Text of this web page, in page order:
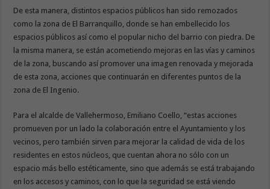
De esta manera, distintos espacios públicos han sido remozados
como la zona de El Barranquillo, donde se han embellecido los
espacios públicos así como el popular nicho del barrio con piedra. De
la misma manera, se están acometiendo mejoras en las vías y caminos
de la zona, buscando así promover una imagen renovada y mejorada
de esta zona, acciones que continuarán en diferentes puntos de la
zona de El Ingenio.
Para el alcalde de Vallehermoso, Emiliano Coello, “estas acciones
promueven por un lado la colaboración entre el Ayuntamiento y los
vecinos, pero también sirven para mejorar la calidad de vida de los
residentes en estos núcleos, que cuentan ahora no sólo con un
espacio más bello estéticamente, sino que además se está trabajando
en los accesos y caminos, con lo que la seguridad se está viendo